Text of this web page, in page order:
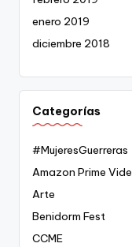
enero 2019
diciembre 2018
Categorías
#MujeresGuerreras
Amazon Prime
Arte
Benidorm Fest
CCME